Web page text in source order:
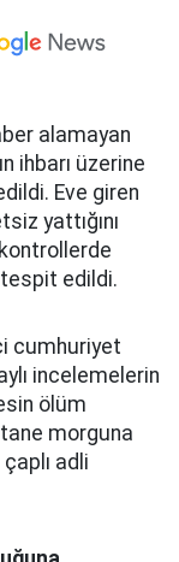
alamayan
ihbarı üzerine
Eve giren
yattığını
tespit edildi.
cumhuriyet
incelemelerin
ölüm
morguna
adli